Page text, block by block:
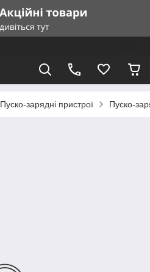
Пуско-зарядні пристрої Пуско-